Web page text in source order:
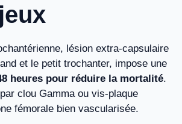
lésion extra-capsulaire
et le petit trochanter, impose une
heures pour réduire la mortalité.
clou Gamma ou vis-plaque
fémorale bien vascularisée.